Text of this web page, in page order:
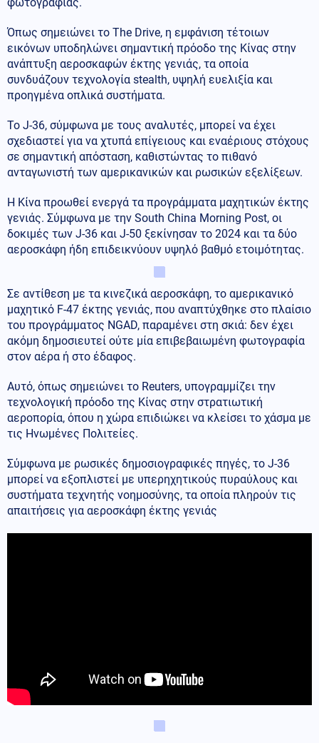
Όπως σημειώνει το The Drive, η εμφάνιση τέτοιων
εικόνων υποδηλώνει σημαντική πρόοδο της Κίνας στην
ανάπτυξη αεροσκαφών έκτης γενιάς, τα οποία
συνδυάζουν τεχνολογία stealth, υψηλή ευελιξία και
προηγμένα οπλικά συστήματα.
Το J-36, σύμφωνα με τους αναλυτές, μπορεί να έχει
σχεδιαστεί για να χτυπά επίγειους και εναέριους στόχους
σε σημαντική απόσταση, καθιστώντας το πιθανό
ανταγωνιστή των αμερικανικών και ρωσικών εξελίξεων.
Η Κίνα προωθεί ενεργά τα προγράμματα μαχητικών έκτης
γενιάς. Σύμφωνα με την South China Morning Post, οι
δοκιμές των J-36 και J-50 ξεκίνησαν το 2024 και τα δύο
αεροσκάφη ήδη επιδεικνύουν υψηλό βαθμό ετοιμότητας.
Σε αντίθεση με τα κινεζικά αεροσκάφη, το αμερικανικό
μαχητικό F-47 έκτης γενιάς, που αναπτύχθηκε στο πλαίσιο
του προγράμματος NGAD, παραμένει στη σκιά: δεν έχει
ακόμη δημοσιευτεί ούτε μία επιβεβαιωμένη φωτογραφία
στον αέρα ή στο έδαφος.
Αυτό, όπως σημειώνει το Reuters, υπογραμμίζει την
τεχνολογική πρόοδο της Κίνας στην στρατιωτική
αεροπορία, όπου η χώρα επιδιώκει να κλείσει το χάσμα με
τις Ηνωμένες Πολιτείες.
Σύμφωνα με ρωσικές δημοσιογραφικές πηγές, το J-36
μπορεί να εξοπλιστεί με υπερηχητικούς πυραύλους και
συστήματα τεχνητής νοημοσύνης, τα οποία πληρούν τις
απαιτήσεις για αεροσκάφη έκτης γενιάς